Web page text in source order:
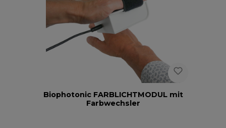
Biophotonic FARBLICHTMODUL mit
Farbwechsler